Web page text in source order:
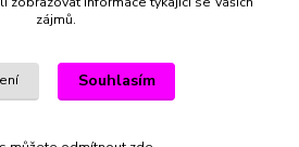
zájmů.
Souhlasím